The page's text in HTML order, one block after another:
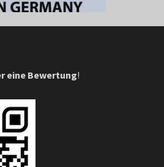
eine Bewertung!